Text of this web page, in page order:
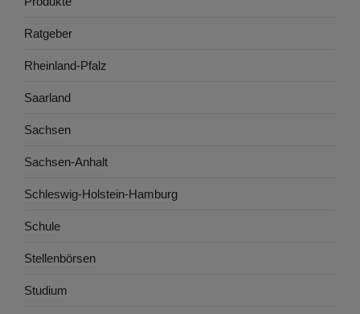
Ratgeber
Rheinland-Pfalz
Saarland
Sachsen
Sachsen-Anhalt
Schleswig-Holstein-Hamburg
Schule
Stellenbörsen
Studium